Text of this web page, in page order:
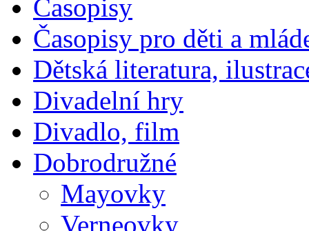
Časopisy
Časopisy pro děti a
Dětská literatura,
Divadelní hry
Divadlo, film
Dobrodružné
Mayovky
Verneovky